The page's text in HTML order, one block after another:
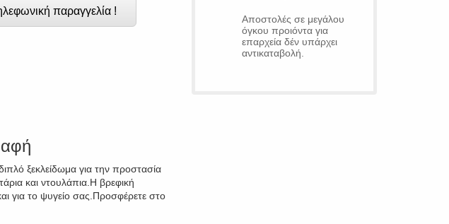
παραγγελία !
ξεκλείδωμα για την προστασία
και ντουλάπια.Η βρεφική
για το ψυγείο σας.Προσφέρετε στο
Αποστολές σε μεγάλου
όγκου προιόντα για
επαρχεία δέν υπάρχει
αντικαταβολή.